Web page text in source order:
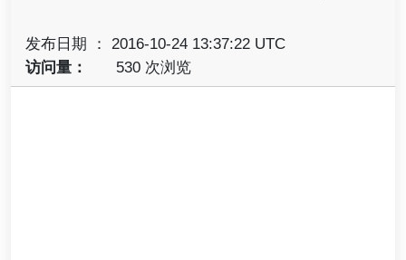
发布日期 ： 2016-10-24 13:37:22 UTC
访问量：
530 次浏览